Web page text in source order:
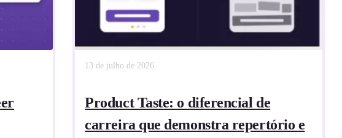
13 de julho de 2026
Product Taste: o diferencial de
carreira que demonstra repertório e